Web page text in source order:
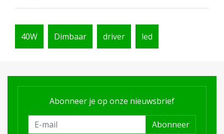
40W Dimbaar driver led
Abonneer je op onze nieuwsbrief
Abonneer